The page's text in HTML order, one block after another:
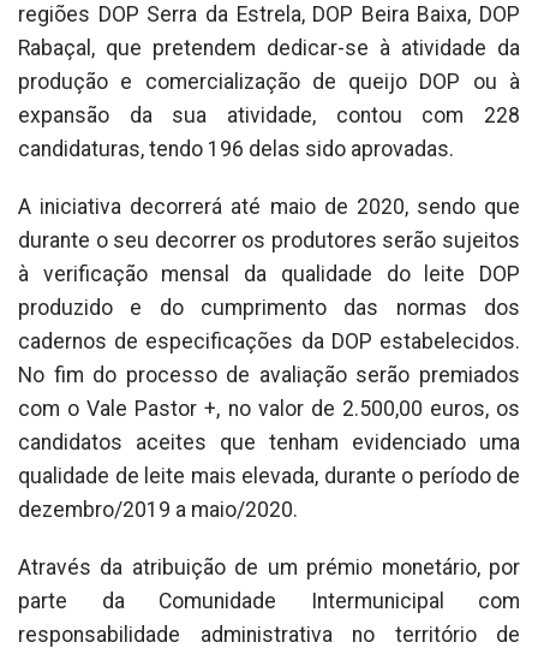
regiões DOP Serra da Estrela, DOP Beira Baixa, DOP
Rabaçal, que pretendem dedicar-se à atividade da
produção e comercialização de queijo DOP ou à
expansão da sua atividade, contou com 228
candidaturas, tendo 196 delas sido aprovadas.
A iniciativa decorrerá até maio de 2020, sendo que
durante o seu decorrer os produtores serão sujeitos
à verificação mensal da qualidade do leite DOP
produzido e do cumprimento das normas dos
cadernos de especificações da DOP estabelecidos.
No fim do processo de avaliação serão premiados
com o Vale Pastor +, no valor de 2.500,00 euros, os
candidatos aceites que tenham evidenciado uma
qualidade de leite mais elevada, durante o período de
dezembro/2019 a maio/2020.
Através da atribuição de um prémio monetário, por
parte da Comunidade Intermunicipal com
responsabilidade administrativa no território de